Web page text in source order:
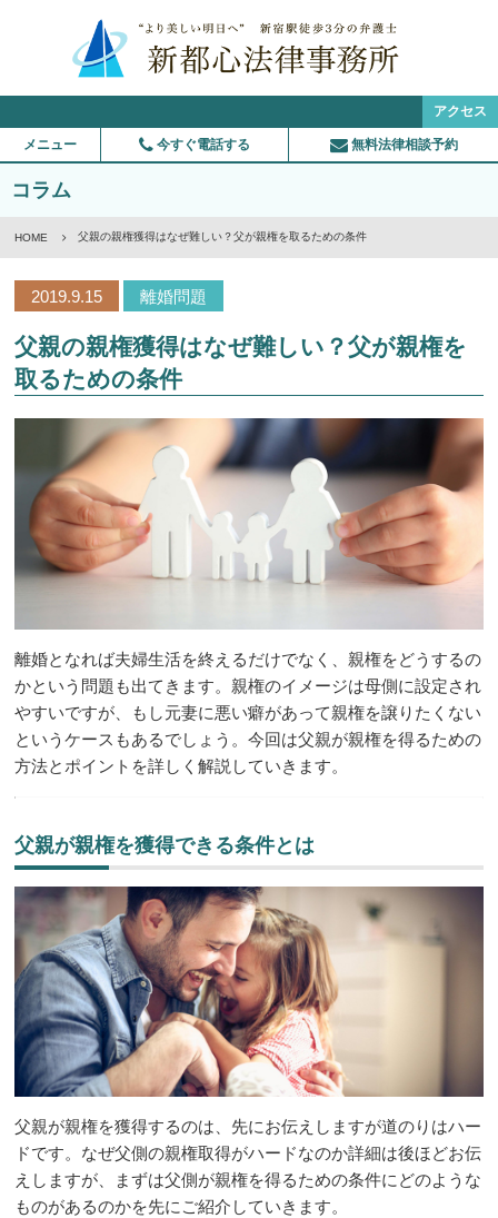
アクセス
メニュー 今すぐ電話する 無料法律相談予約
コラム
HOME 父親の親権獲得はなぜ難しい？父が親権を取るための条件
2019.9.15 離婚問題
父親の親権獲得はなぜ難しい？父が親権を
取るための条件
離婚となれば夫婦生活を終えるだけでなく、親権をどうするの
かという問題も出てきます。親権のイメージは母側に設定され
やすいですが、もし元妻に悪い癖があって親権を譲りたくない
というケースもあるでしょう。今回は父親が親権を得るための
方法とポイントを詳しく解説していきます。
父親が親権を獲得できる条件とは
父親が親権を獲得するのは、先にお伝えしますが道のりはハー
ドです。なぜ父側の親権取得がハードなのか詳細は後ほどお伝
えしますが、まずは父側が親権を得るための条件にどのような
ものがあるのかを先にご紹介していきます。